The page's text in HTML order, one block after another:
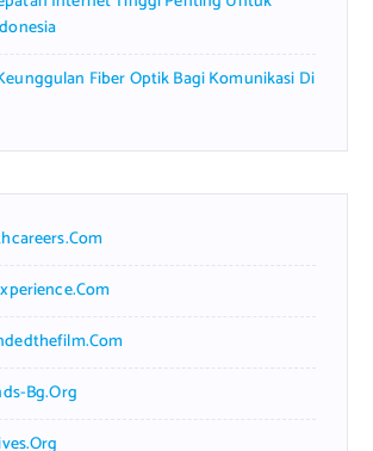
Fiber Optik Bagi Komunikasi Di
Bg.org